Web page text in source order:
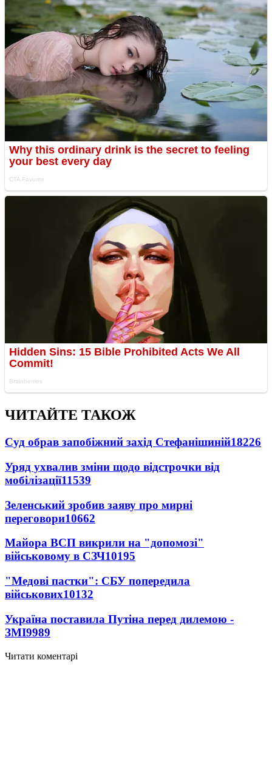
ЧИТАЙТЕ ТАКОЖ
Суд обрав запобіжний захід Стефанішиній18226
Уряд ухвалив зміни щодо відстрочки від
мобілізації11539
Зеленський зробив заяву про мирні
переговори10662
Майора ВСП викрили на "допомозі"
військовому в СЗЧ10195
"Медові пастки": СБУ попередила
військових10132
Україна поставила Путіна перед дилемою -
ЗМІ9989
Читати коментарі